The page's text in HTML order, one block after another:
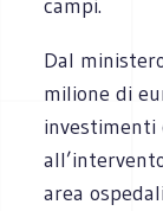
campi.
Dal
milione di
investimenti
area